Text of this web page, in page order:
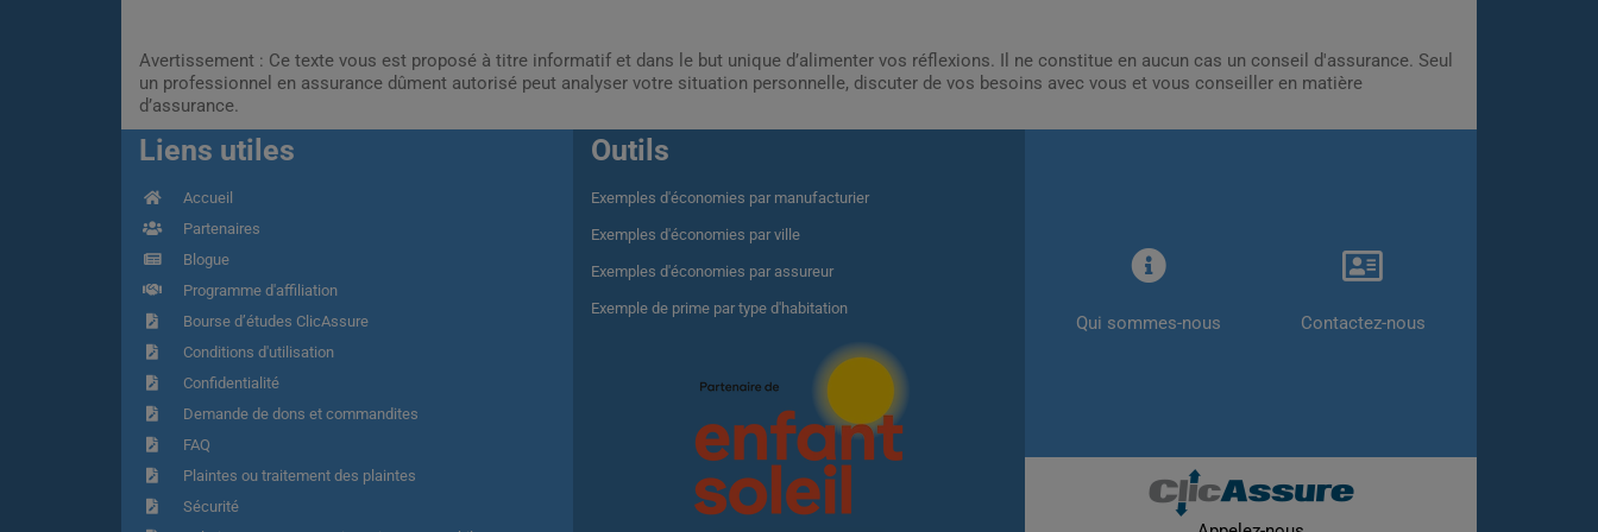
Avertissement : Ce texte vous est proposé à titre informatif et dans le but unique d’alimenter vos réflexions. Il ne constitue en aucun cas un conseil d'assurance. Seul
un professionnel en assurance dûment autorisé peut analyser votre situation personnelle, discuter de vos besoins avec vous et vous conseiller en matière
d’assurance.
Liens utiles
Accueil
Partenaires
Blogue
Programme d'affiliation
Bourse d’études ClicAssure
Conditions d'utilisation
Confidentialité
Demande de dons et commandites
FAQ
Plaintes ou traitement des plaintes
Sécurité
Outils
Exemples d'économies par manufacturier
Exemples d'économies par ville
Exemples d'économies par assureur
Exemple de prime par type d'habitation
Qui sommes-nous Contactez-nous